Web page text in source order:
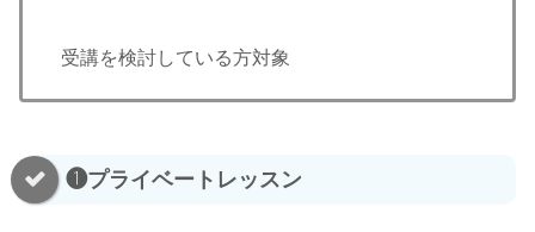
受講を検討している方対象
❶プライベートレッスン